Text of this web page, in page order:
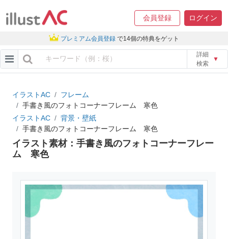
会員登録 ログイン
プレミアム会員登録 で14個の特典をゲット
詳細
検索
▼
イラストAC
フレーム
手書き風のフォトコーナーフレーム 寒色
イラストAC
背景・壁紙
手書き風のフォトコーナーフレーム 寒色
イラスト素材：手書き風のフォトコーナーフレー
ム 寒色